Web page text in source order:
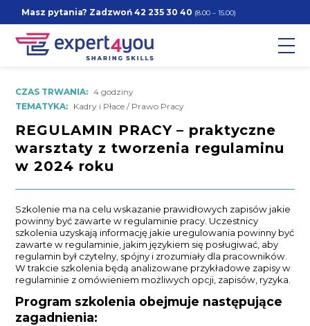
Masz pytania? Zadzwoń42 235 30 40 (8.00 – 15.00)
CZAS TRWANIA: 4 godziny
TEMATYKA: Kadry i Płace / Prawo Pracy
REGULAMIN PRACY – praktyczne
warsztaty z tworzenia regulaminu
w 2024 roku
Szkolenie ma na celu wskazanie prawidłowych zapisów jakie
powinny być zawarte w regulaminie pracy. Uczestnicy
szkolenia uzyskają informację jakie uregulowania powinny być
zawarte w regulaminie, jakim językiem się posługiwać, aby
regulamin był czytelny, spójny i zrozumiały dla pracowników.
W trakcie szkolenia będą analizowane przykładowe zapisy w
regulaminie z omówieniem możliwych opcji, zapisów, ryzyka.
Program szkolenia obejmuje następujące
zagadnienia: